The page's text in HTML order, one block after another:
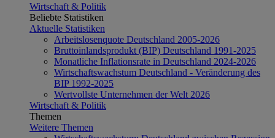
Wirtschaft & Politik
Beliebte Statistiken
Aktuelle Statistiken
Arbeitslosenquote Deutschland 2005-2026
Bruttoinlandsprodukt (BIP) Deutschland 1991-2025
Monatliche Inflationsrate in Deutschland 2024-2026
Wirtschaftswachstum Deutschland - Veränderung des
BIP 1992-2025
Wertvollste Unternehmen der Welt 2026
Wirtschaft & Politik
Themen
Weitere Themen